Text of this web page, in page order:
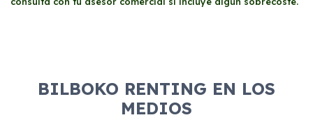
BILBOKO RENTING EN LOS
MEDIOS